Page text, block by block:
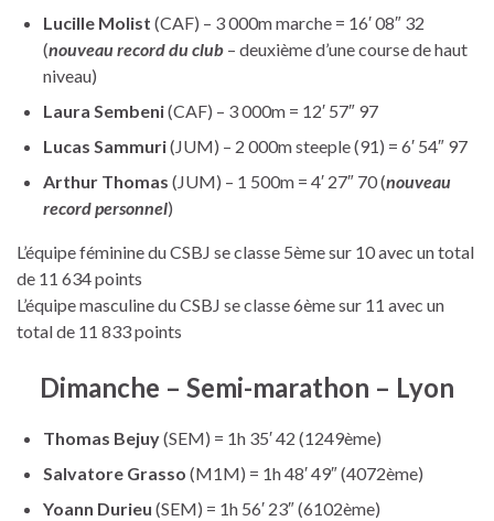
Lucille Molist (CAF) – 3 000m marche = 16′ 08″ 32
(nouveau record du club – deuxième d’une course de haut
niveau)
Laura Sembeni(CAF) – 3 000m = 12′ 57″ 97
Lucas Sammuri(JUM) – 2 000m steeple (91) = 6′ 54″ 97
Arthur Thomas (JUM) – 1 500m = 4′ 27″ 70 (nouveau
record personnel)
L’équipe féminine du CSBJ se classe 5ème sur 10 avec un total
de 11 634 points
L’équipe masculine du CSBJ se classe 6ème sur 11 avec un
total de 11 833 points
Dimanche – Semi-marathon – Lyon
Thomas Bejuy(SEM) = 1h 35′ 42 (1249ème)
Salvatore Grasso (M1M) = 1h 48′ 49″ (4072ème)
Yoann Durieu (SEM) = 1h 56′ 23″ (6102ème)